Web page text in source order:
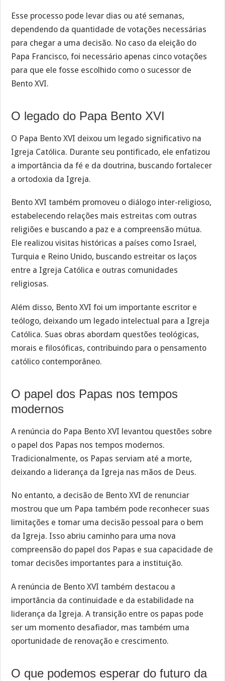
Esse processo pode levar dias ou até semanas,
dependendo da quantidade de votações necessárias
para chegar a uma decisão. No caso da eleição do
Papa Francisco, foi necessário apenas cinco votações
para que ele fosse escolhido como o sucessor de
Bento XVI.
O legado do Papa Bento XVI
O Papa Bento XVI deixou um legado significativo na
Igreja Católica. Durante seu pontificado, ele enfatizou
a importância da fé e da doutrina, buscando fortalecer
a ortodoxia da Igreja.
Bento XVI também promoveu o diálogo inter-religioso,
estabelecendo relações mais estreitas com outras
religiões e buscando a paz e a compreensão mútua.
Ele realizou visitas históricas a países como Israel,
Turquia e Reino Unido, buscando estreitar os laços
entre a Igreja Católica e outras comunidades
religiosas.
Além disso, Bento XVI foi um importante escritor e
teólogo, deixando um legado intelectual para a Igreja
Católica. Suas obras abordam questões teológicas,
morais e filosóficas, contribuindo para o pensamento
católico contemporâneo.
O papel dos Papas nos tempos
modernos
A renúncia do Papa Bento XVI levantou questões sobre
o papel dos Papas nos tempos modernos.
Tradicionalmente, os Papas serviam até a morte,
deixando a liderança da Igreja nas mãos de Deus.
No entanto, a decisão de Bento XVI de renunciar
mostrou que um Papa também pode reconhecer suas
limitações e tomar uma decisão pessoal para o bem
da Igreja. Isso abriu caminho para uma nova
compreensão do papel dos Papas e sua capacidade de
tomar decisões importantes para a instituição.
A renúncia de Bento XVI também destacou a
importância da continuidade e da estabilidade na
liderança da Igreja. A transição entre os papas pode
ser um momento desafiador, mas também uma
oportunidade de renovação e crescimento.
O que podemos esperar do futuro da